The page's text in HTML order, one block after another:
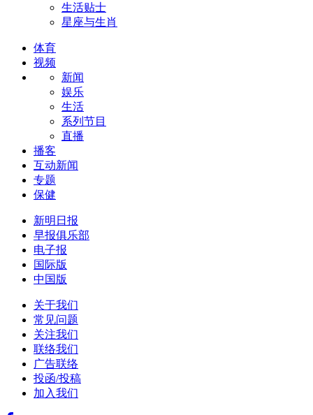
生活贴士
星座与生肖
体育
视频
新闻
娱乐
生活
系列节目
直播
播客
互动新闻
专题
保健
新明日报
早报俱乐部
电子报
国际版
中国版
关于我们
常见问题
关注我们
联络我们
广告联络
投函/投稿
加入我们